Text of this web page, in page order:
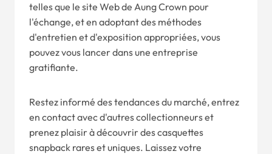
telles que le site Web de Aung Crown pour
l'échange, et en adoptant des méthodes
d'entretien et d'exposition appropriées, vous
pouvez vous lancer dans une entreprise
gratifiante.
Restez informé des tendances du marché, entrez
en contact avec d'autres collectionneurs et
prenez plaisir à découvrir des casquettes
snapback rares et uniques. Laissez votre